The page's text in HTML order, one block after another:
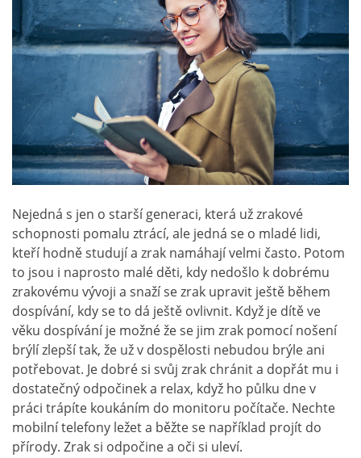
Nejedná s jen o starší generaci, která už zrakové
schopnosti pomalu ztrácí, ale jedná se o mladé lidi,
kteří hodně studují a zrak namáhají velmi často. Potom
to jsou i naprosto malé děti, kdy nedošlo k dobrému
zrakovému vývoji a snaží se zrak upravit ještě během
dospívání, kdy se to dá ještě ovlivnit. Když je dítě ve
věku dospívání je možné že se jim zrak pomocí nošení
brýlí zlepší tak, že už v dospělosti nebudou brýle ani
potřebovat. Je dobré si svůj zrak chránit a dopřát mu i
dostatečný odpočinek a relax, když ho půlku dne v
práci trápíte koukáním do monitoru počítače. Nechte
mobilní telefony ležet a běžte se například projít do
přírody. Zrak si odpočine a oči si uleví.